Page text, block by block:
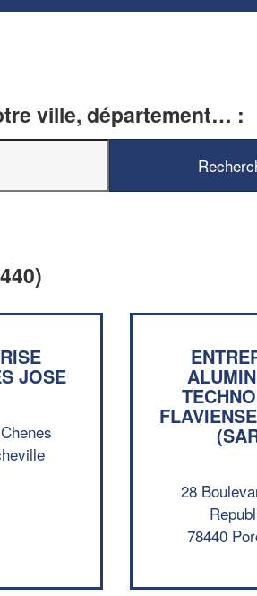
ville, département… :
JOSE
28
78440